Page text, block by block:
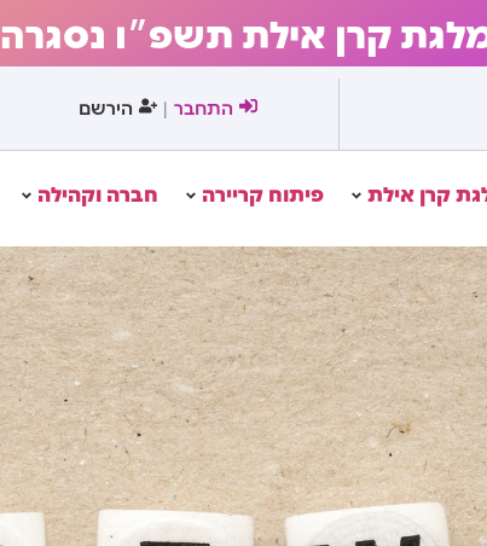
קרן אילת תשפ״ו נסגרה
התחבר הירשם
קרן אילת פיתוח קריירה חברה וקהילה